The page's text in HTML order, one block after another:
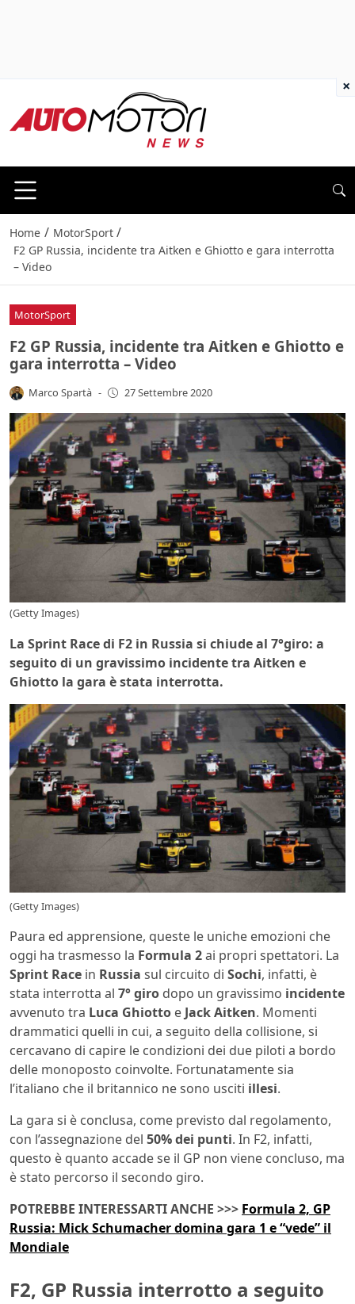
Home / MotorSport /
F2 GP Russia, incidente tra Aitken e Ghiotto e gara interrotta
– Video
MotorSport
F2 GP Russia, incidente tra Aitken e Ghiotto e
gara interrotta – Video
Marco Spartà - 27 Settembre 2020
(Getty Images)
La Sprint Race di F2 in Russia si chiude al 7°giro: a
seguito di un gravissimo incidente tra Aitken e
Ghiotto la gara è stata interrotta.
(Getty Images)
Paura ed apprensione, queste le uniche emozioni che
oggi ha trasmesso la Formula 2ai propri spettatori. La
Sprint Race in Russia sul circuito di Sochi, infatti, è
stata interrotta al 7° giro dopo un gravissimo incidente
avvenuto tra Luca Ghiotto e Jack Aitken. Momenti
drammatici quelli in cui, a seguito della collisione, si
cercavano di capire le condizioni dei due piloti a bordo
delle monoposto coinvolte. Fortunatamente sia
l’italiano che il britannico ne sono usciti illesi.
La gara si è conclusa, come previsto dal regolamento,
con l’assegnazione del 50% dei punti. In F2, infatti,
questo è quanto accade se il GP non viene concluso, ma
è stato percorso il secondo giro.
POTREBBE INTERESSARTI ANCHE >>> Formula 2, GP
Russia: Mick Schumacher domina gara 1 e “vede” il
Mondiale
F2, GP Russia interrotto a seguito
×